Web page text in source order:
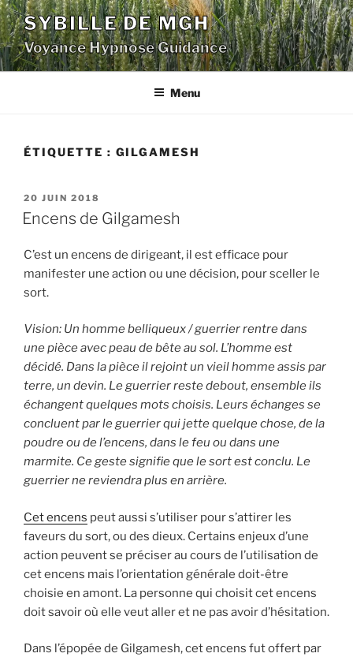
Aller
au
contenu
principal
SYBILLE DE MGH
Voyance Hypnose Guidance
Menu
ÉTIQUETTE : GILGAMESH
PUBLIÉ
LE
20 JUIN 2018
Encens de Gilgamesh
C’est un encens de dirigeant, il est efficace pour
manifester une action ou une décision, pour sceller le
sort.
Vision: Un homme belliqueux / guerrier rentre dans
une pièce avec peau de bête au sol. L’homme est
décidé. Dans la pièce il rejoint un vieil homme assis par
terre, un devin. Le guerrier reste debout, ensemble ils
échangent quelques mots choisis. Leurs échanges se
concluent par le guerrier qui jette quelque chose, de la
poudre ou de l’encens, dans le feu ou dans une
marmite. Ce geste signifie que le sort est conclu. Le
guerrier ne reviendra plus en arrière.
Cet encens peut aussi s’utiliser pour s’attirer les
faveurs du sort, ou des dieux. Certains enjeux d’une
action peuvent se préciser au cours de l’utilisation de
cet encens mais l’orientation générale doit-être
choisie en amont. La personne qui choisit cet encens
doit savoir où elle veut aller et ne pas avoir d’hésitation.
Dans l’épopée de Gilgamesh, cet encens fut offert par